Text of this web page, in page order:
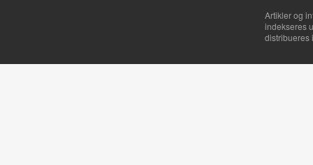
Artikler og
indekseres
distribueres